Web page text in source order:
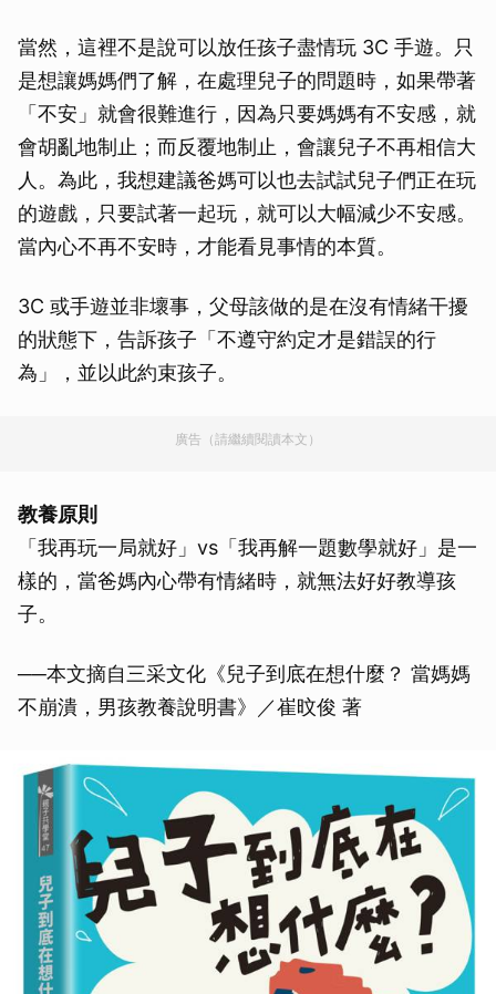
當然，這裡不是說可以放任孩子盡情玩 3C 手遊。只
是想讓媽媽們了解，在處理兒子的問題時，如果帶著
「不安」就會很難進行，因為只要媽媽有不安感，就
會胡亂地制止；而反覆地制止，會讓兒子不再相信大
人。為此，我想建議爸媽可以也去試試兒子們正在玩
的遊戲，只要試著一起玩，就可以大幅減少不安感。
當內心不再不安時，才能看見事情的本質。
3C 或手遊並非壞事，父母該做的是在沒有情緒干擾
的狀態下，告訴孩子「不遵守約定才是錯誤的行
為」，並以此約束孩子。
廣告（請繼續閱讀本文）
教養原則
「我再玩一局就好」vs「我再解一題數學就好」是一
樣的，當爸媽內心帶有情緒時，就無法好好教導孩
子。
──本文摘自三采文化《兒子到底在想什麼？ 當媽媽
不崩潰，男孩教養說明書》／崔旼俊 著